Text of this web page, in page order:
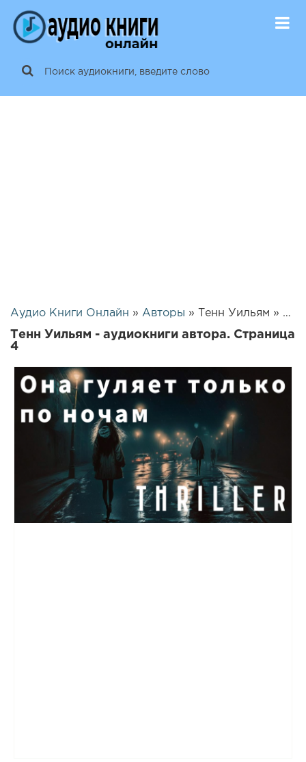
Аудио Книги Онлайн » Авторы » Тенн Уильям » Страница 4
Тенн Уильям - аудиокниги автора. Страница
4